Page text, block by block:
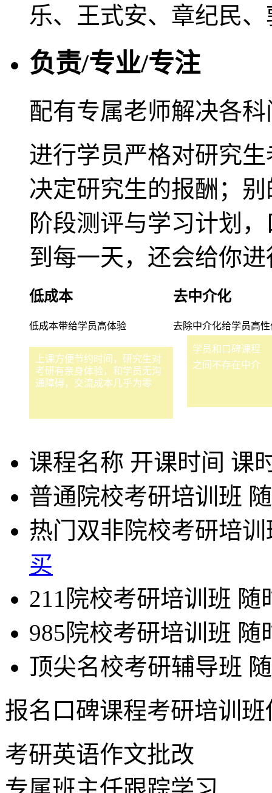
乐、王式安、章纪民
负责/专业/专注
配有专属老师解决各
进行学员严格对研究
决定研究生的报酬；
阶段测评与学习计划
到每一天，还会给你
低成本
低成本带给学员高体验
上课方便节约时间，研究生对
考研有亲身体验，和学员无沟
通障碍，交流成本几乎为零
去中介化
去除中介化给学员高
学员和口碑课程
之间不存在中介
课程名称 开课时间 课
普通院校考研培训班
热门双非院校考研培训
买
211院校考研培训班 随
985院校考研培训班 随
顶尖名校考研辅导班
报名口碑课程考研培训
考研英语作文批改